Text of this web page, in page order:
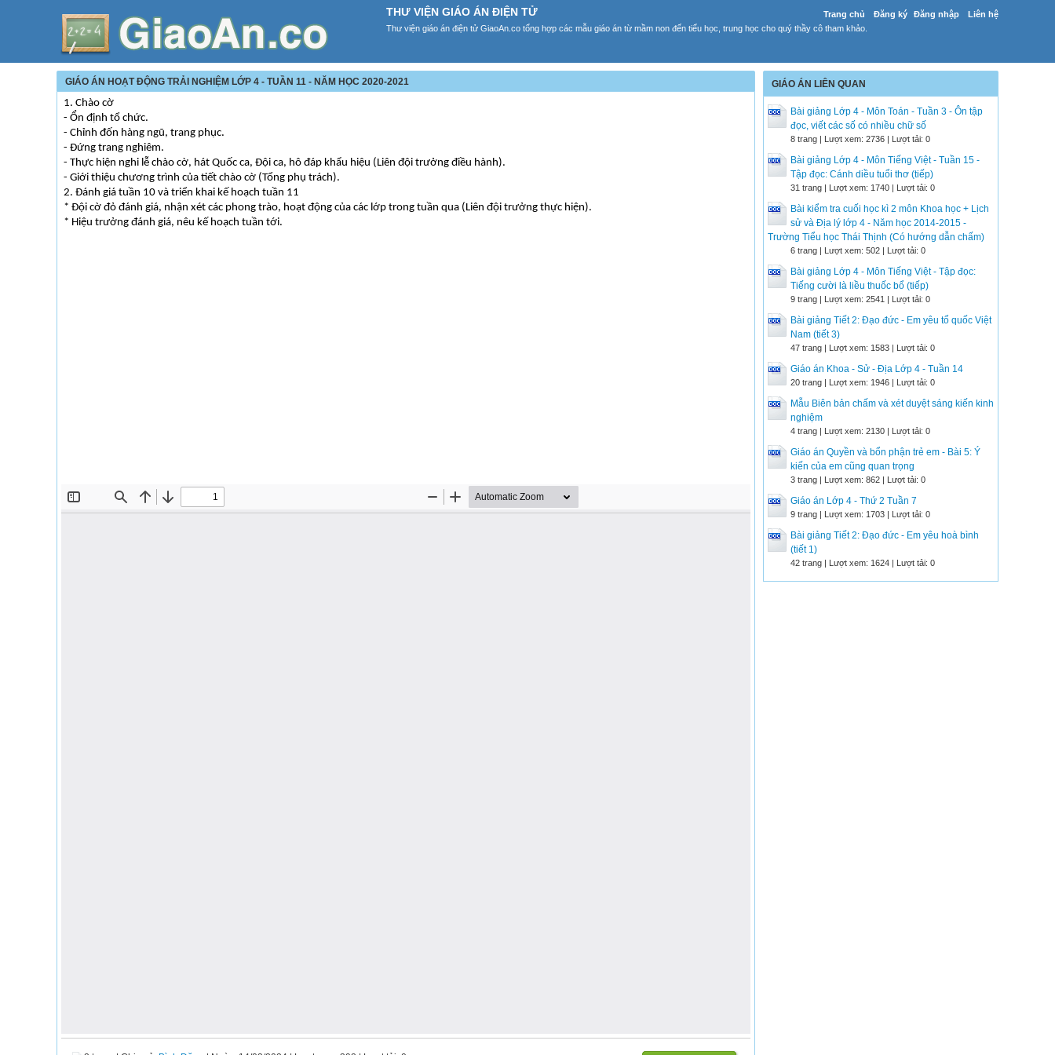
Trang chủ Đăng ký Đăng nhập Liên hệ
THƯ VIỆN GIÁO ÁN ĐIỆN TỬ
Thư viện giáo án điện tử GiaoAn.co tổng hợp các mẫu giáo án từ mầm non đến tiểu học, trung học cho quý thầy cô tham khảo.
GIÁO ÁN HOẠT ĐỘNG TRẢI NGHIỆM LỚP 4 - TUẦN 11 - NĂM HỌC 2020-2021
1. Chào cờ
- Ổn định tổ chức.
- Chỉnh đốn hàng ngũ, trang phục.
- Đứng trang nghiêm.
- Thực hiện nghi lễ chào cờ, hát Quốc ca, Đội ca, hô đáp khẩu hiệu (Liên đội trưởng điều hành).
- Giới thiệu chương trình của tiết chào cờ (Tổng phụ trách).
2. Đánh giá tuần 10 và triển khai kế hoạch tuần 11
* Đội cờ đỏ đánh giá, nhận xét các phong trào, hoạt động của các lớp trong tuần qua (Liên đội trưởng thực hiện).
* Hiệu trưởng đánh giá, nêu kế hoạch tuần tới.
GIÁO ÁN LIÊN QUAN
Bài giảng Lớp 4 - Môn Toán - Tuần 3 - Ôn tập
đọc, viết các số có nhiều chữ số
8 trang | Lượt xem: 2736 | Lượt tải: 0
Bài giảng Lớp 4 - Môn Tiếng Việt - Tuần 15 -
Tập đọc: Cánh diều tuổi thơ (tiếp)
31 trang | Lượt xem: 1740 | Lượt tải: 0
Bài kiểm tra cuối học kì 2 môn Khoa học + Lịch
sử và Địa lý lớp 4 - Năm học 2014-2015 -
Trường Tiểu học Thái Thịnh (Có hướng dẫn chấm)
6 trang | Lượt xem: 502 | Lượt tải: 0
Bài giảng Lớp 4 - Môn Tiếng Việt - Tập đọc:
Tiếng cười là liều thuốc bổ (tiếp)
9 trang | Lượt xem: 2541 | Lượt tải: 0
Bài giảng Tiết 2: Đạo đức - Em yêu tổ quốc Việt
Nam (tiết 3)
47 trang | Lượt xem: 1583 | Lượt tải: 0
Giáo án Khoa - Sử - Địa Lớp 4 - Tuần 14
20 trang | Lượt xem: 1946 | Lượt tải: 0
Mẫu Biên bản chấm và xét duyệt sáng kiến kinh
nghiệm
4 trang | Lượt xem: 2130 | Lượt tải: 0
Giáo án Quyền và bổn phận trẻ em - Bài 5: Ý
kiến của em cũng quan trọng
3 trang | Lượt xem: 862 | Lượt tải: 0
Giáo án Lớp 4 - Thứ 2 Tuần 7
9 trang | Lượt xem: 1703 | Lượt tải: 0
Bài giảng Tiết 2: Đạo đức - Em yêu hoà bình
(tiết 1)
42 trang | Lượt xem: 1624 | Lượt tải: 0